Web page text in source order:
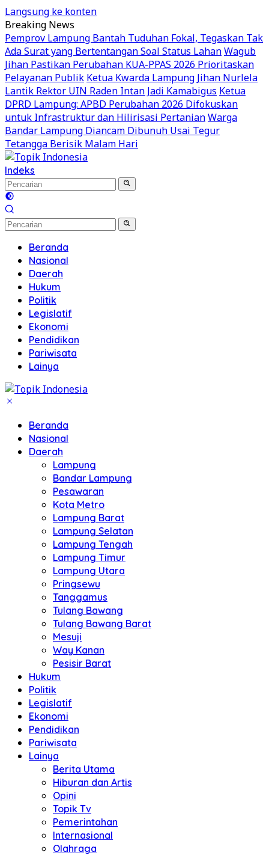
Langsung ke konten
Breaking News
Pemprov Lampung Bantah Tuduhan Fokal, Tegaskan Tak
Ada Surat yang Bertentangan Soal Status LahanWagub
Jihan Pastikan Perubahan KUA-PPAS 2026 Prioritaskan
Pelayanan Publik Ketua Kwarda Lampung Jihan Nurlela
Lantik Rektor UIN Raden Intan Jadi Kamabigus Ketua
DPRD Lampung: APBD Perubahan 2026 Difokuskan
untuk Infrastruktur dan Hilirisasi PertanianWarga
Bandar Lampung Diancam Dibunuh Usai Tegur
Tetangga Berisik Malam Hari
Indeks
Beranda
Nasional
Daerah
Hukum
Politik
Legislatif
Ekonomi
Pendidikan
Pariwisata
Lainya
Beranda
Nasional
Daerah
Lampung
Bandar Lampung
Pesawaran
Kota Metro
Lampung Barat
Lampung Selatan
Lampung Tengah
Lampung Timur
Lampung Utara
Pringsewu
Tanggamus
Tulang Bawang
Tulang Bawang Barat
Mesuji
Way Kanan
Pesisir Barat
Hukum
Politik
Legislatif
Ekonomi
Pendidikan
Pariwisata
Lainya
Berita Utama
Hiburan dan Artis
Opini
Topik Tv
Pemerintahan
Internasional
Olahraga